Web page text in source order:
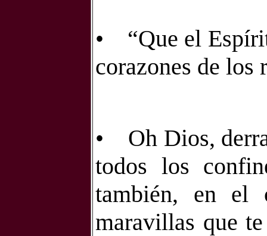
•
“Que el
corazones de los
•
Oh Dios,
todos los
también, en el
maravillas que